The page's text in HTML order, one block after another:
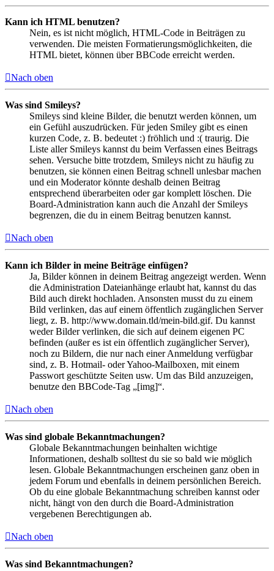
Kann ich HTML benutzen?
Nein, es ist nicht möglich, HTML-Code in Beiträgen zu
verwenden. Die meisten Formatierungsmöglichkeiten, die
HTML bietet, können über BBCode erreicht werden.
Nach oben
Was sind Smileys?
Smileys sind kleine Bilder, die benutzt werden können, um
ein Gefühl auszudrücken. Für jeden Smiley gibt es einen
kurzen Code, z. B. bedeutet :) fröhlich und :( traurig. Die
Liste aller Smileys kannst du beim Verfassen eines Beitrags
sehen. Versuche bitte trotzdem, Smileys nicht zu häufig zu
benutzen, sie können einen Beitrag schnell unlesbar machen
und ein Moderator könnte deshalb deinen Beitrag
entsprechend überarbeiten oder gar komplett löschen. Die
Board-Administration kann auch die Anzahl der Smileys
begrenzen, die du in einem Beitrag benutzen kannst.
Nach oben
Kann ich Bilder in meine Beiträge einfügen?
Ja, Bilder können in deinem Beitrag angezeigt werden. Wenn
die Administration Dateianhänge erlaubt hat, kannst du das
Bild auch direkt hochladen. Ansonsten musst du zu einem
Bild verlinken, das auf einem öffentlich zugänglichen Server
liegt, z. B. http://www.domain.tld/mein-bild.gif. Du kannst
weder Bilder verlinken, die sich auf deinem eigenen PC
befinden (außer es ist ein öffentlich zugänglicher Server),
noch zu Bildern, die nur nach einer Anmeldung verfügbar
sind, z. B. Hotmail- oder Yahoo-Mailboxen, mit einem
Passwort geschützte Seiten usw. Um das Bild anzuzeigen,
benutze den BBCode-Tag „[img]“.
Nach oben
Was sind globale Bekanntmachungen?
Globale Bekanntmachungen beinhalten wichtige
Informationen, deshalb solltest du sie so bald wie möglich
lesen. Globale Bekanntmachungen erscheinen ganz oben in
jedem Forum und ebenfalls in deinem persönlichen Bereich.
Ob du eine globale Bekanntmachung schreiben kannst oder
nicht, hängt von den durch die Board-Administration
vergebenen Berechtigungen ab.
Nach oben
Was sind Bekanntmachungen?